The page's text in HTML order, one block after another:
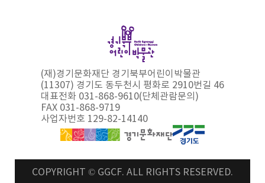
(재)경기문화재단 경기북부어린이박물관
(11307) 경기도 동두천시 평화로 2910번길 46
대표전화 031-868-9610(단체관람문의)
FAX 031-868-9719
사업자번호 129-82-14140
COPYRIGHT © GGCF. ALL RIGHTS RESERVED.